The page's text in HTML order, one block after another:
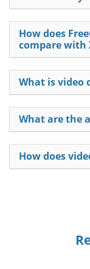
How does
compare with
What is video
What are the
How does